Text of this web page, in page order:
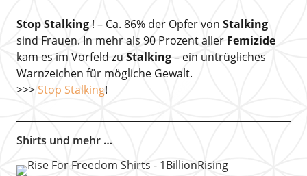
Stop Stalking! – Ca. 86% der Opfer von Stalking
sind Frauen. In mehr als 90 Prozent aller Femizide
kam es im Vorfeld zu Stalking– ein untrügliches
Warnzeichen für mögliche Gewalt.
>>> Stop Stalking!
Shirts und mehr …